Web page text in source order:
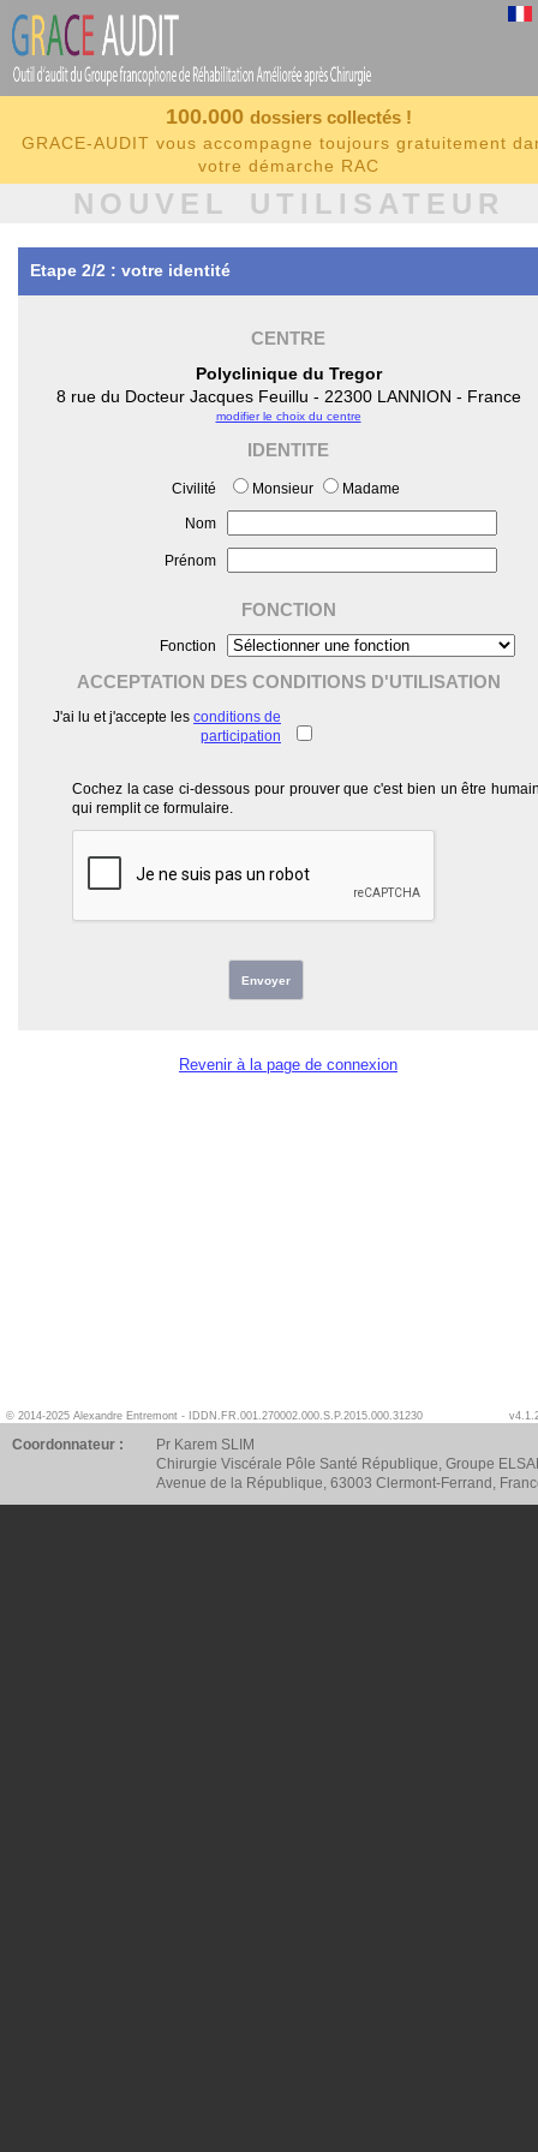
100.000 dossiers collectés !
GRACE-AUDIT vous accompagne toujours gratuitement
votre démarche RAC
NOUVEL UTILISATEUR
Etape 2/2 : votre identité
CENTRE
Polyclinique du Tregor
8 rue du Docteur Jacques Feuillu - 22300 LANNION - France
modifier le choix du centre
IDENTITE
Civilité Monsieur Madame
Nom
Prénom
FONCTION
Fonction
ACCEPTATION DES CONDITIONS D'UTILISATION
J'ai lu et j'accepte les conditions de
participation
Cochez la case ci-dessous pour prouver que c'est bien un être
qui remplit ce formulaire.
Envoyer
Revenir à la page de connexion
© 2014-2025 Alexandre Entremont - IDDN.FR.001.270002.000.S.P.2015.000.31230
Coordonnateur :
Pr Karem SLIM
Chirurgie Viscérale Pôle Santé République, Groupe
Avenue de la République, 63003 Clermont-Ferrand,